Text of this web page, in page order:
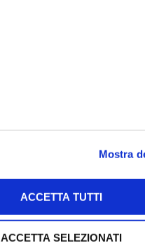
Mostra
ACCETTA TUTTI
ACCETTA SELEZIONATI